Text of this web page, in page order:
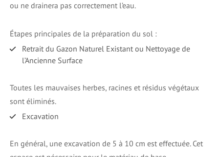
ou ne drainera pas correctement l’eau.
Étapes principales de la préparation du sol :
Retrait du Gazon Naturel Existant ou Nettoyage de
l’Ancienne Surface
Toutes les mauvaises herbes, racines et résidus végétaux
sont éliminés.
Excavation
En général, une excavation de 5 à 10 cm est effectuée. Cet